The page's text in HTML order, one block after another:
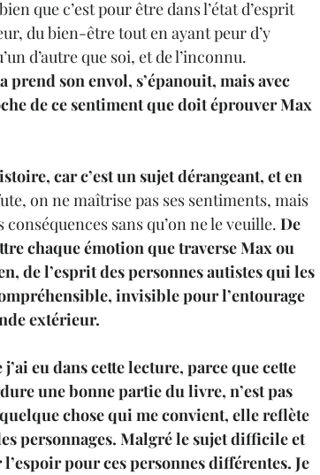
que c’est pour être dans l’état d’esprit
du bien-être tout en ayant peur d’y
d’autre que soi, et de l’inconnu.
prend son envol, s’épanouit, mais avec
de ce sentiment que doit éprouver Max
car c’est un sujet dérangeant, et en
on ne maîtrise pas ses sentiments, mais
sans qu’on ne le veuille. De
chaque émotion que traverse Max ou
de l’esprit des personnes autistes qui les
invisible pour l’entourage
extérieur.
eu dans cette lecture, parce que cette
une bonne partie du livre, n’est pas
chose qui me convient, elle reflète
personnages. Malgré le sujet difficile et
pour ces personnes différentes. Je